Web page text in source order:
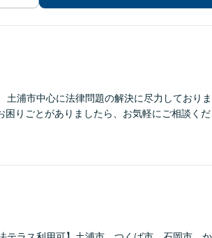
土浦市中心に法律問題の解決に尽力しており
りごとがありましたら、お気軽にご相談くだ